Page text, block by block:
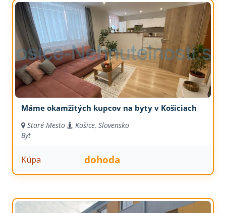
Máme okamžitých kupcov na byty v Košiciach
Staré Mesto
Košice, Slovensko
Byt
Kúpa dohoda